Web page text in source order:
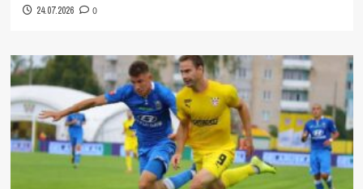
24.07.2026 0